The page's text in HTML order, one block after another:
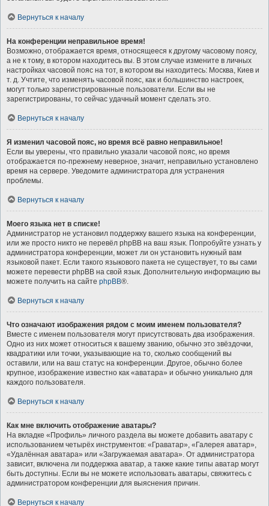
Вернуться к началу
На конференции неправильное время!
Возможно, отображается время, относящееся к другому часовому поясу,
а не к тому, в котором находитесь вы. В этом случае измените в личных
настройках часовой пояс на тот, в котором вы находитесь: Москва, Киев и
т. д. Учтите, что изменять часовой пояс, как и большинство настроек,
могут только зарегистрированные пользователи. Если вы не
зарегистрированы, то сейчас удачный момент сделать это.
Вернуться к началу
Я изменил часовой пояс, но время всё равно неправильное!
Если вы уверены, что правильно указали часовой пояс, но время
отображается по-прежнему неверное, значит, неправильно установлено
время на сервере. Уведомите администратора для устранения
проблемы.
Вернуться к началу
Моего языка нет в списке!
Администратор не установил поддержку вашего языка на конференции,
или же просто никто не перевёл phpBB на ваш язык. Попробуйте узнать у
администратора конференции, может ли он установить нужный вам
языковой пакет. Если такого языкового пакета не существует, то вы сами
можете перевести phpBB на свой язык. Дополнительную информацию вы
можете получить на сайте phpBB®.
Вернуться к началу
Что означают изображения рядом с моим именем пользователя?
Вместе с именем пользователя могут присутствовать два изображения.
Одно из них может относиться к вашему званию, обычно это звёздочки,
квадратики или точки, указывающие на то, сколько сообщений вы
оставили, или на ваш статус на конференции. Другое, обычно более
крупное, изображение известно как «аватара» и обычно уникально для
каждого пользователя.
Вернуться к началу
Как мне включить отображение аватары?
На вкладке «Профиль» личного раздела вы можете добавить аватару с
использованием четырёх инструментов: «Граватар», «Галерея аватар»,
«Удалённая аватара» или «Загружаемая аватара». От администратора
зависит, включена ли поддержка аватар, а также какие типы аватар могут
быть доступны. Если вы не можете использовать аватары, свяжитесь с
администратором конференции для выяснения причин.
Вернуться к началу